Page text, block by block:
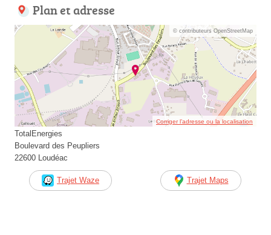
Plan et adresse
© contributeurs OpenStreetMap
Corriger l’adresse ou la localisation
TotalEnergies
Boulevard des Peupliers
22600 Loudéac
Trajet Waze Trajet Maps